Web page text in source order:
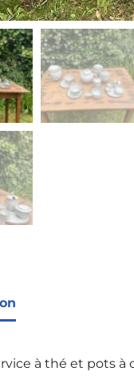
à thé et pots à